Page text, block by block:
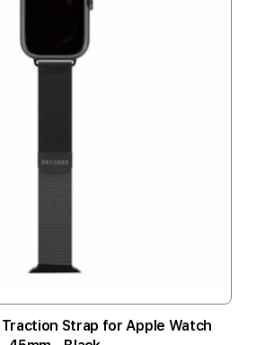
Strap for Apple Watch